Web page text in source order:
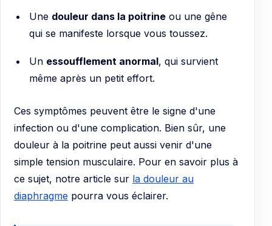
Une douleur dans la poitrineou une gêne
qui se manifeste lorsque vous toussez.
Un essoufflement anormal, qui survient
même après un petit effort.
Ces symptômes peuvent être le signe d'une
infection ou d'une complication. Bien sûr, une
douleur à la poitrine peut aussi venir d'une
simple tension musculaire. Pour en savoir plus à
ce sujet, notre article sur la douleur au
diaphragme pourra vous éclairer.